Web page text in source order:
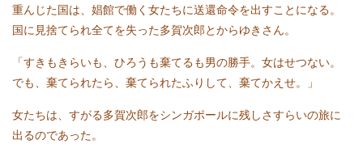
重んじた国は、娼館で働く女たちに送還命令を出すことになる。
国に見捨てられ全てを失った多賀次郎とからゆきさん。
「すきもきらいも、ひろうも棄てるも男の勝手。女はせつない。
でも、棄てられたら、棄てられたふりして、棄てかえせ。」
女たちは、すがる多賀次郎をシンガポールに残しさすらいの旅に
出るのであった。